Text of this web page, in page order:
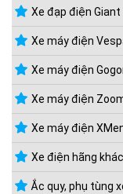
Xe đạp điện Giant
Xe máy điện
Xe máy điện
Xe máy điện
Xe máy điện
Xe điện hãng khác
Ắc quy, phụ tùng